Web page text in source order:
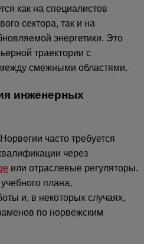
как на специалистов
сектора, так и на
энергетики. Это
траектории с
смежными областями.
инженерных
часто требуется
через
или отраслевые регуляторы.
плана,
и, в некоторых случаях,
по норвежским